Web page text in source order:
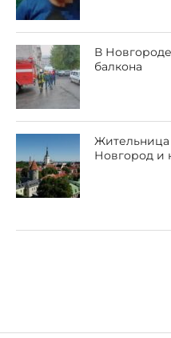
В
балкона
Жительница
Новгород и